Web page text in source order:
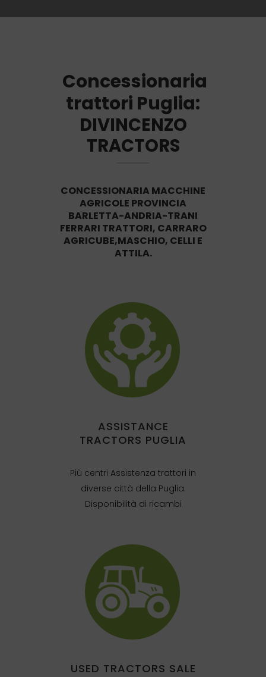
Concessionaria
trattori Puglia:
DIVINCENZO
TRACTORS
CONCESSIONARIA MACCHINE
AGRICOLE PROVINCIA
BARLETTA-ANDRIA-TRANI
FERRARI TRATTORI, CARRARO
AGRICUBE,MASCHIO, CELLI E
ATTILA.
ASSISTANCE
TRACTORS PUGLIA
Più centri Assistenza trattori in
diverse città della Puglia.
Disponibilità di ricambi
USED TRACTORS SALE